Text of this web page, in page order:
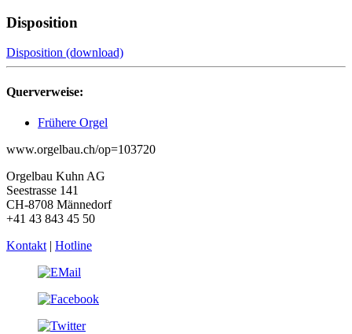
Disposition
Disposition (download)
Querverweise:
Frühere Orgel
www.orgelbau.ch/op=103720
Orgelbau Kuhn AG
Seestrasse 141
CH-8708 Männedorf
+41 43 843 45 50
Kontakt | Hotline